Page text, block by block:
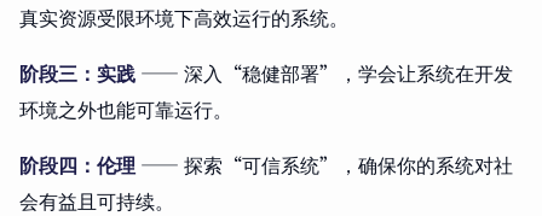
真实资源受限环境下高效运行的系统。
阶段三：实践 —— 深入“稳健部署”，学会让系统在开发
环境之外也能可靠运行。
阶段四：伦理 —— 探索“可信系统”，确保你的系统对社
会有益且可持续。